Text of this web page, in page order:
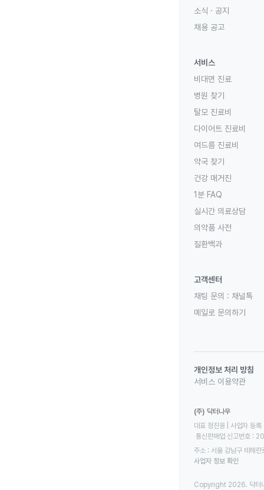
소식 · 공지
채용 공고
서비스
비대면 진료
병원 찾기
탈모 진료비
다이어트 진료비
여드름 진료비
약국 찾기
건강 매거진
1분 FAQ
실시간 의료상담
의약품 사전
질환백과
고객센터
채팅 문의 : 채널톡
메일로 문의하기
개인정보 처리 방침
서비스 이용약관
(주) 닥터나우
대표 정진웅 | 사업자
통신판매업 신고번호
주소 : 서울 강남구 테헤
사업자 정보 확인
Copyright 2026. 닥터